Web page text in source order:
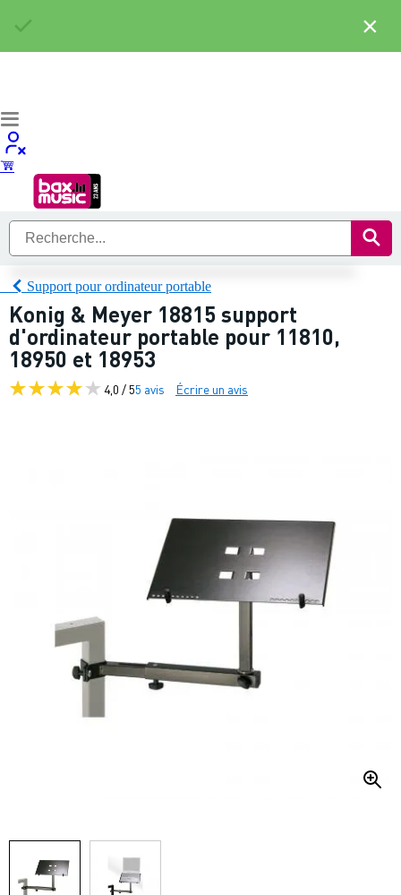
Support pour ordinateur portable
Konig & Meyer 18815 support
d'ordinateur portable pour 11810,
18950 et 18953
4,0 / 55 avis Écrire un avis
×